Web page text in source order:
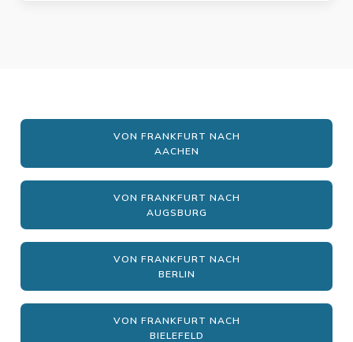
VON FRANKFURT NACH
AACHEN
VON FRANKFURT NACH
AUGSBURG
VON FRANKFURT NACH
BERLIN
VON FRANKFURT NACH
BIELEFELD